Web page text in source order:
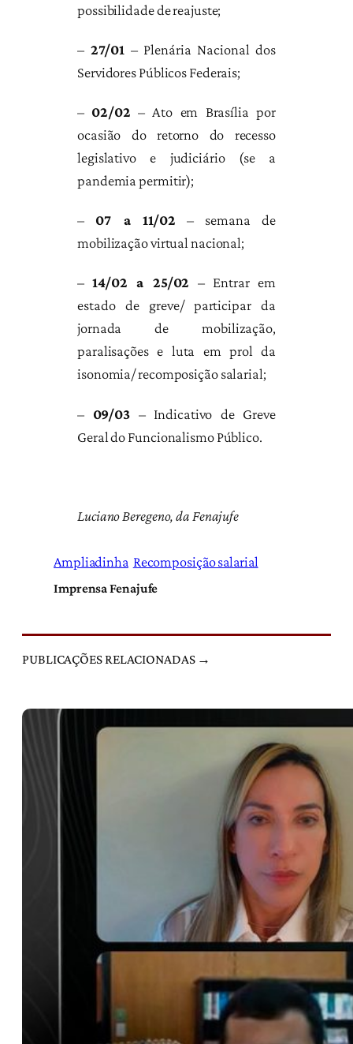
possibilidade de reajuste;
– 27/01 – Plenária Nacional dos
Servidores Públicos Federais;
– 02/02 – Ato em Brasília por
ocasião do retorno do recesso
legislativo e judiciário (se a
pandemia permitir);
– 07 a 11/02 – semana de
mobilização virtual nacional;
–14/02 a 25/02 – Entrar em
estado de greve/ participar da
jornada de mobilização,
paralisações e luta em prol da
isonomia/ recomposição salarial;
– 09/03 – Indicativo de Greve
Geral do Funcionalismo Público.
Luciano Beregeno, da Fenajufe
Ampliadinha Recomposição salarial
Imprensa Fenajufe
PUBLICAÇÕES RELACIONADAS →